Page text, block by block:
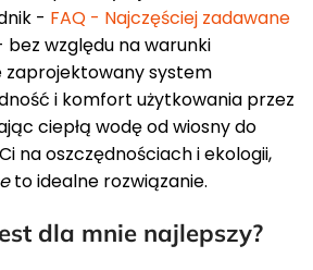
- FAQ - Najczęściej zadawane
bez względu na warunki
zaprojektowany system
i komfort użytkowania przez
ciepłą wodę od wiosny do
na oszczędnościach i ekologii,
to idealne rozwiązanie.
dla mnie najlepszy?